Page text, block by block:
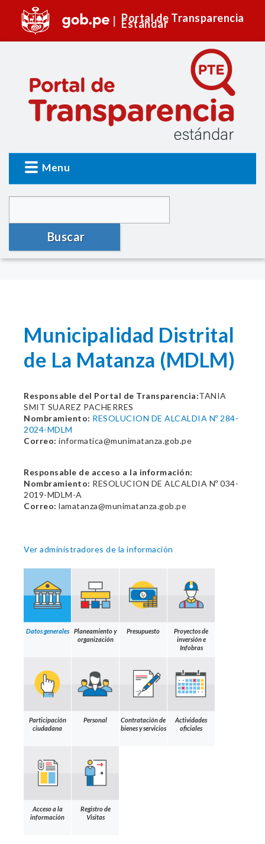
Portal de Transparencia
Estándar
Menu
Buscar
Municipalidad Distrital
de La Matanza (MDLM)
Responsable del Portal de Transparencia:TANIA
SMIT SUAREZ PACHERRES
Nombramiento: RESOLUCION DE ALCALDIA Nº 284-
2024-MDLM
Correo: informatica@munimatanza.gob.pe
Responsable de acceso a la información:
Nombramiento: RESOLUCION DE ALCALDIA Nº 034-
2019-MDLM-A
Correo: lamatanza@munimatanza.gob.pe
Ver administradores de la información
Datos generales
Planeamiento y
organización
Presupuesto
Proyectos de
inversión e
Infobras
Participación
ciudadana
Personal
Contratación de
bienes y servicios
Actividades
oficiales
Acceso a la
información
Registro de
Visitas